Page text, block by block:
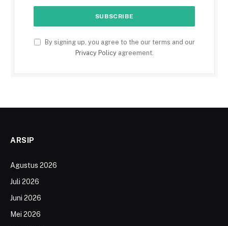
By signing up, you agree to the our terms and our
Privacy Policyagreement.
ARSIP
Agustus 2026
Juli 2026
Juni 2026
Mei 2026